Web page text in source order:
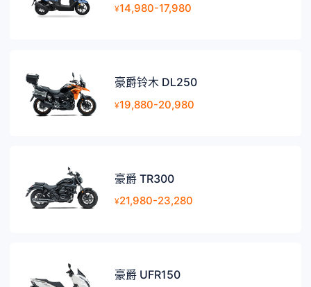
¥14,980-17,980
豪爵铃木 DL250
¥19,880-20,980
豪爵 TR300
¥21,980-23,280
豪爵 UFR150